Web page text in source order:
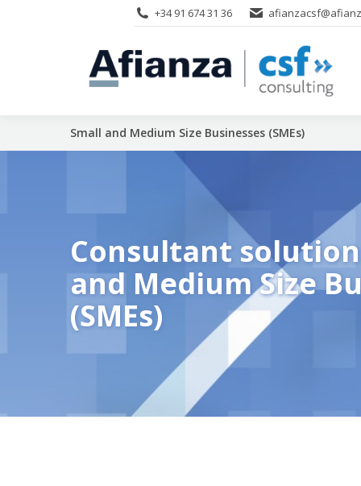
+34 91 674 31 36
Small and Medium Size Businesses (SMEs)
Consultant
and Medium Size
(SMEs)